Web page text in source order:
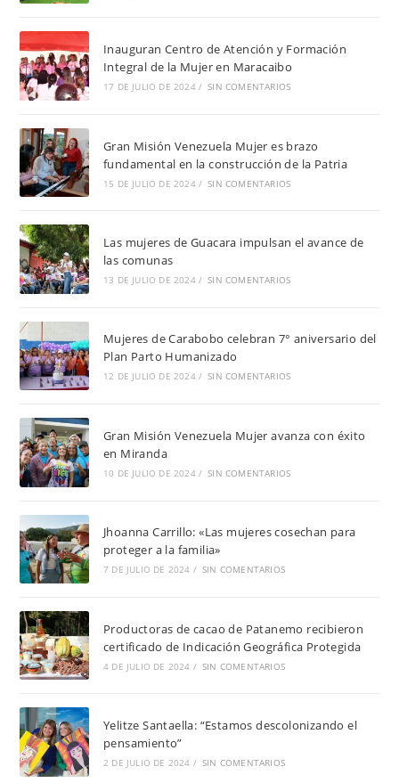
Inauguran Centro de Atención y Formación
Integral de la Mujer en Maracaibo
17 DE JULIO DE 2024 / SIN COMENTARIOS
Gran Misión Venezuela Mujer es brazo
fundamental en la construcción de la Patria
15 DE JULIO DE 2024 / SIN COMENTARIOS
Las mujeres de Guacara impulsan el avance de
las comunas
13 DE JULIO DE 2024 / SIN COMENTARIOS
Mujeres de Carabobo celebran 7° aniversario del
Plan Parto Humanizado
12 DE JULIO DE 2024 / SIN COMENTARIOS
Gran Misión Venezuela Mujer avanza con éxito
en Miranda
10 DE JULIO DE 2024 / SIN COMENTARIOS
Jhoanna Carrillo: «Las mujeres cosechan para
proteger a la familia»
7 DE JULIO DE 2024 / SIN COMENTARIOS
Productoras de cacao de Patanemo recibieron
certificado de Indicación Geográfica Protegida
4 DE JULIO DE 2024 / SIN COMENTARIOS
Yelitze Santaella: “Estamos descolonizando el
pensamiento”
2 DE JULIO DE 2024 / SIN COMENTARIOS